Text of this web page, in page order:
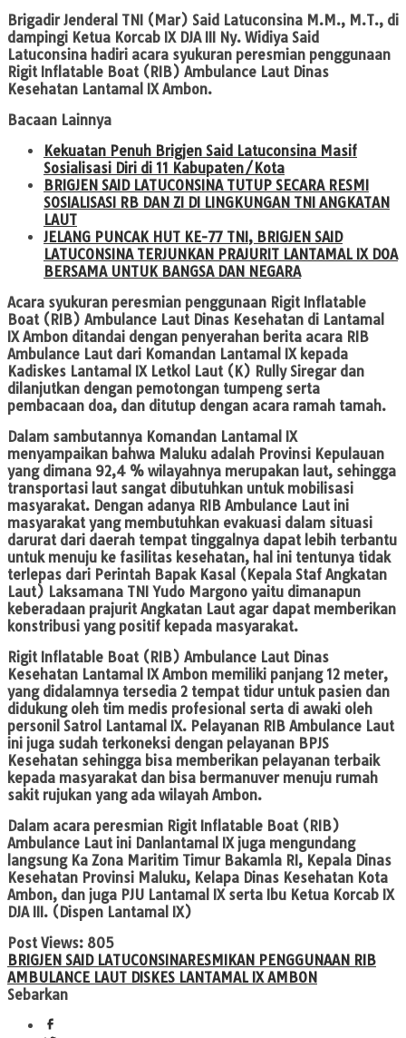
Brigadir Jenderal TNI (Mar) Said Latuconsina M.M., M.T., di
dampingi Ketua Korcab IX DJA III Ny. Widiya Said
Latuconsina hadiri acara syukuran peresmian penggunaan
Rigit Inflatable Boat (RIB) Ambulance Laut Dinas
Kesehatan Lantamal IX Ambon.
Bacaan Lainnya
Kekuatan Penuh Brigjen Said Latuconsina Masif
Sosialisasi Diri di 11 Kabupaten/Kota
BRIGJEN SAID LATUCONSINA TUTUP SECARA RESMI
SOSIALISASI RB DAN ZI DI LINGKUNGAN TNI ANGKATAN
LAUT
JELANG PUNCAK HUT KE-77 TNI, BRIGJEN SAID
LATUCONSINA TERJUNKAN PRAJURIT LANTAMAL IX DOA
BERSAMA UNTUK BANGSA DAN NEGARA
Acara syukuran peresmian penggunaan Rigit Inflatable
Boat (RIB) Ambulance Laut Dinas Kesehatan di Lantamal
IX Ambon ditandai dengan penyerahan berita acara RIB
Ambulance Laut dari Komandan Lantamal IX kepada
Kadiskes Lantamal IX Letkol Laut (K) Rully Siregar dan
dilanjutkan dengan pemotongan tumpeng serta
pembacaan doa, dan ditutup dengan acara ramah tamah.
Dalam sambutannya Komandan Lantamal IX
menyampaikan bahwa Maluku adalah Provinsi Kepulauan
yang dimana 92,4 % wilayahnya merupakan laut, sehingga
transportasi laut sangat dibutuhkan untuk mobilisasi
masyarakat. Dengan adanya RIB Ambulance Laut ini
masyarakat yang membutuhkan evakuasi dalam situasi
darurat dari daerah tempat tinggalnya dapat lebih terbantu
untuk menuju ke fasilitas kesehatan, hal ini tentunya tidak
terlepas dari Perintah Bapak Kasal (Kepala Staf Angkatan
Laut) Laksamana TNI Yudo Margono yaitu dimanapun
keberadaan prajurit Angkatan Laut agar dapat memberikan
konstribusi yang positif kepada masyarakat.
Rigit Inflatable Boat (RIB) Ambulance Laut Dinas
Kesehatan Lantamal IX Ambon memiliki panjang 12 meter,
yang didalamnya tersedia 2 tempat tidur untuk pasien dan
didukung oleh tim medis profesional serta di awaki oleh
personil Satrol Lantamal IX. Pelayanan RIB Ambulance Laut
ini juga sudah terkoneksi dengan pelayanan BPJS
Kesehatan sehingga bisa memberikan pelayanan terbaik
kepada masyarakat dan bisa bermanuver menuju rumah
sakit rujukan yang ada wilayah Ambon.
Dalam acara peresmian Rigit Inflatable Boat (RIB)
Ambulance Laut ini Danlantamal IX juga mengundang
langsung Ka Zona Maritim Timur Bakamla RI, Kepala Dinas
Kesehatan Provinsi Maluku, Kelapa Dinas Kesehatan Kota
Ambon, dan juga PJU Lantamal IX serta Ibu Ketua Korcab IX
DJA III. (Dispen Lantamal IX)
Post Views: 805
BRIGJEN SAID LATUCONSINARESMIKAN PENGGUNAAN RIB
AMBULANCE LAUT DISKES LANTAMAL IX AMBON
Sebarkan